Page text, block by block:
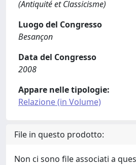
(Antiquité et Classicisme)
Luogo del Congresso
Besançon
Data del Congresso
2008
Appare nelle tipologie:
Relazione (in Volume)
File in questo prodotto:
Non ci sono file associati a